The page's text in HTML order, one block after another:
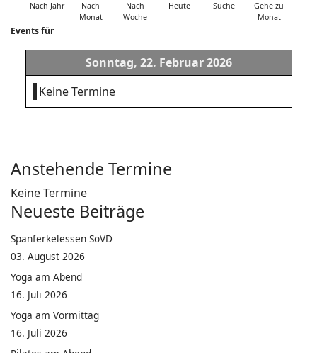
Nach Jahr
Nach
Monat
Nach
Woche
Heute Suche
Gehe zu
Monat
Events für
Sonntag, 22. Februar 2026
Keine Termine
Anstehende Termine
Keine Termine
Neueste Beiträge
Spanferkelessen SoVD
03. August 2026
Yoga am Abend
16. Juli 2026
Yoga am Vormittag
16. Juli 2026